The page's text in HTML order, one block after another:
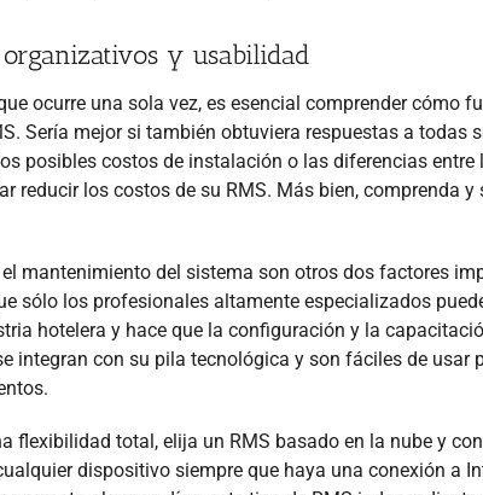
organizativos y usabilidad
ocurre una sola vez, es esencial comprender cómo
Sería mejor si también obtuviera respuestas a todas
posibles costos de instalación o las diferencias
reducir los costos de su RMS. Más bien, comprenda
mantenimiento del sistema son otros dos factores
sólo los profesionales altamente especializados
hotelera y hace que la configuración y la
integran con su pila tecnológica y son fáciles de
flexibilidad total, elija un RMS basado en la nube y
dispositivo siempre que haya una conexión a